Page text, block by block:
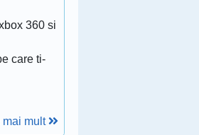
360 si
care ti-
mai mult